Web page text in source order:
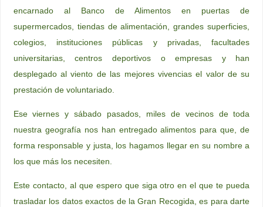
encarnado al Banco de Alimentos en puertas de
supermercados, tiendas de alimentación, grandes superficies,
colegios, instituciones públicas y privadas, facultades
universitarias, centros deportivos o empresas y han
desplegado al viento de las mejores vivencias el valor de su
prestación de voluntariado.
Ese viernes y sábado pasados, miles de vecinos de toda
nuestra geografía nos han entregado alimentos para que, de
forma responsable y justa, los hagamos llegar en su nombre a
los que más los necesiten.
Este contacto, al que espero que siga otro en el que te pueda
trasladar los datos exactos de la Gran Recogida, es para darte